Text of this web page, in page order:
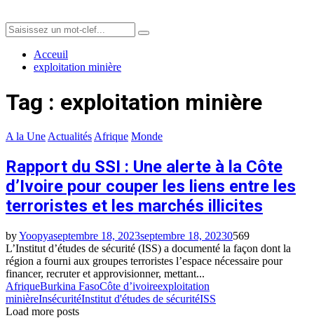
Search
for:
Search
Acceuil
exploitation minière
Tag : exploitation minière
A la Une Actualités Afrique Monde
Rapport du SSI : Une alerte à la Côte
d’Ivoire pour couper les liens entre les
terroristes et les marchés illicites
byYoopyaseptembre 18, 2023septembre 18, 20230569
L’Institut d’études de sécurité (ISS) a documenté la façon dont la
région a fourni aux groupes terroristes l’espace nécessaire pour
financer, recruter et approvisionner, mettant...
AfriqueBurkina FasoCôte d’ivoireexploitation
minièreInsécuritéInstitut d'études de sécuritéISS
Load more posts